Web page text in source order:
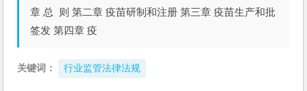
章 总 则 第二章 疫苗研制和注册 第三章 疫苗生产和批
签发 第四章 疫
关键词： 行业监管法律法规